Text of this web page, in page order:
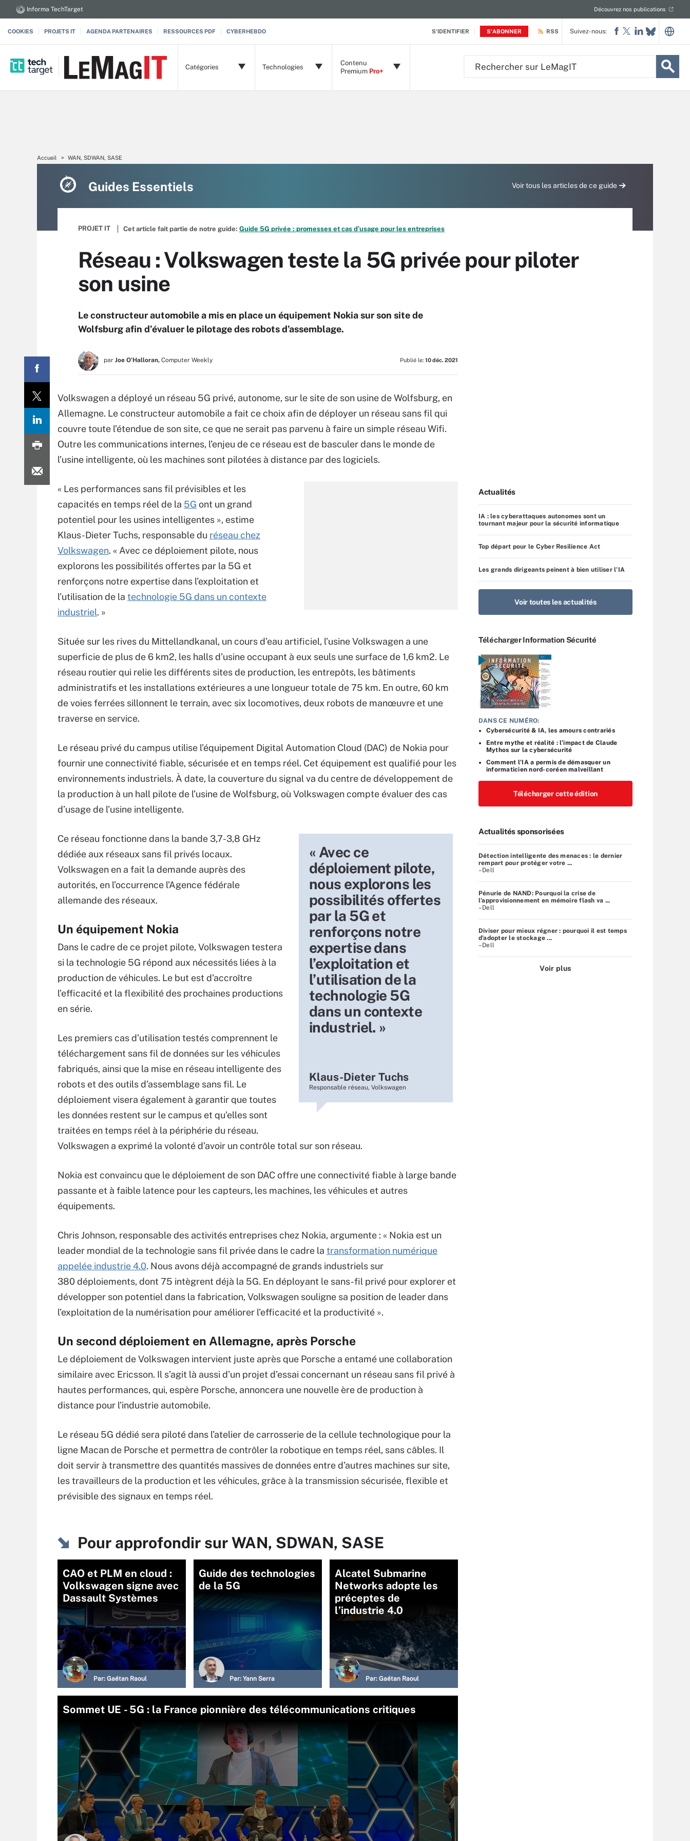
S'IDENTIFIER S'ABONNER
Informa TechTarget Découvrez nos publications
COOKIES PROJETS IT AGENDA PARTENAIRES RESSOURCES PDF CYBERHEBDO RSS
Catégories Technologies
Contenu
Premium Pro+
Suivez-nous:
Accueil WAN, SDWAN, SASE
Guides Essentiels Voir tous les articles de ce guide
PROJET IT Cet article fait partie de notre guide: Guide 5G privée : promesses et cas d’usage pour les entreprises
Réseau : Volkswagen teste la 5G privée pour piloter
son usine
Le constructeur automobile a mis en place un équipement Nokia sur son site de
Wolfsburg afin d’évaluer le pilotage des robots d’assemblage.
par Joe O’Halloran, Computer Weekly Publié le: 10 déc. 2021
Volkswagen a déployé un réseau 5G privé, autonome, sur le site de son usine de Wolfsburg, en
Allemagne. Le constructeur automobile a fait ce choix afin de déployer un réseau sans fil qui
couvre toute l’étendue de son site, ce que ne serait pas parvenu à faire un simple réseau Wifi.
Outre les communications internes, l’enjeu de ce réseau est de basculer dans le monde de
l’usine intelligente, où les machines sont pilotées à distance par des logiciels.
« Les performances sans fil prévisibles et les
capacités en temps réel de la 5G ont un grand
potentiel pour les usines intelligentes », estime
Klaus-Dieter Tuchs, responsable du réseau chez
Volkswagen. « Avec ce déploiement pilote, nous
explorons les possibilités offertes par la 5G et
renforçons notre expertise dans l’exploitation et
l’utilisation de la technologie 5G dans un contexte
industriel. »
Située sur les rives du Mittellandkanal, un cours d’eau artificiel, l’usine Volkswagen a une
superficie de plus de 6 km2, les halls d’usine occupant à eux seuls une surface de 1,6 km2. Le
réseau routier qui relie les différents sites de production, les entrepôts, les bâtiments
administratifs et les installations extérieures a une longueur totale de 75 km. En outre, 60 km
de voies ferrées sillonnent le terrain, avec six locomotives, deux robots de manœuvre et une
traverse en service.
Le réseau privé du campus utilise l’équipement Digital Automation Cloud (DAC) de Nokia pour
fournir une connectivité fiable, sécurisée et en temps réel. Cet équipement est qualifié pour les
environnements industriels. À date, la couverture du signal va du centre de développement de
la production à un hall pilote de l’usine de Wolfsburg, où Volkswagen compte évaluer des cas
d’usage de l’usine intelligente.
« Avec ce
déploiement pilote,
nous explorons les
possibilités offertes
par la 5G et
renforçons notre
expertise dans
l’exploitation et
l’utilisation de la
technologie 5G
dans un contexte
industriel. »
Klaus-Dieter Tuchs
Responsable réseau, Volkswagen
Ce réseau fonctionne dans la bande 3,7-3,8 GHz
dédiée aux réseaux sans fil privés locaux.
Volkswagen en a fait la demande auprès des
autorités, en l’occurrence l’Agence fédérale
allemande des réseaux.
Un équipement Nokia
Dans le cadre de ce projet pilote, Volkswagen testera
si la technologie 5G répond aux nécessités liées à la
production de véhicules. Le but est d’accroître
l’efficacité et la flexibilité des prochaines productions
en série.
Les premiers cas d’utilisation testés comprennent le
téléchargement sans fil de données sur les véhicules
fabriqués, ainsi que la mise en réseau intelligente des
robots et des outils d’assemblage sans fil. Le
déploiement visera également à garantir que toutes
les données restent sur le campus et qu’elles sont
traitées en temps réel à la périphérie du réseau.
Volkswagen a exprimé la volonté d’avoir un contrôle total sur son réseau.
Nokia est convaincu que le déploiement de son DAC offre une connectivité fiable à large bande
passante et à faible latence pour les capteurs, les machines, les véhicules et autres
équipements.
Chris Johnson, responsable des activités entreprises chez Nokia, argumente : « Nokia est un
leader mondial de la technologie sans fil privée dans le cadre la transformation numérique
appelée industrie 4.0. Nous avons déjà accompagné de grands industriels sur
380 déploiements, dont 75 intègrent déjà la 5G. En déployant le sans-fil privé pour explorer et
développer son potentiel dans la fabrication, Volkswagen souligne sa position de leader dans
l’exploitation de la numérisation pour améliorer l’efficacité et la productivité ».
Un second déploiement en Allemagne, après Porsche
Le déploiement de Volkswagen intervient juste après que Porsche a entamé une collaboration
similaire avec Ericsson. Il s’agit là aussi d’un projet d’essai concernant un réseau sans fil privé à
hautes performances, qui, espère Porsche, annoncera une nouvelle ère de production à
distance pour l’industrie automobile.
Le réseau 5G dédié sera piloté dans l’atelier de carrosserie de la cellule technologique pour la
ligne Macan de Porsche et permettra de contrôler la robotique en temps réel, sans câbles. Il
doit servir à transmettre des quantités massives de données entre d’autres machines sur site,
les travailleurs de la production et les véhicules, grâce à la transmission sécurisée, flexible et
prévisible des signaux en temps réel.
Pour approfondir sur WAN, SDWAN, SASE
CAO et PLM en cloud :
Volkswagen signe avec
Dassault Systèmes
Par: Gaétan Raoul
Guide des technologies
de la 5G
Par: Yann Serra
Alcatel Submarine
Networks adopte les
préceptes de
l’industrie 4.0
Par: Gaétan Raoul
Sommet UE - 5G : la France pionnière des télécommunications critiques
Actualités
IA : les cyberattaques autonomes sont un
tournant majeur pour la sécurité informatique
Top départ pour le Cyber Resilience Act
Les grands dirigeants peinent à bien utiliser l’IA
Voir toutes les actualités
Télécharger Information Sécurité
DANS CE NUMÉRO:
Cybersécurité & IA, les amours contrariés
Entre mythe et réalité : l’impact de Claude
Mythos sur la cybersécurité
Comment l’IA a permis de démasquer un
informaticien nord-coréen malveillant
Télécharger cette édition
Actualités sponsorisées
Détection intelligente des menaces : le dernier
rempart pour protéger votre ...
–Dell
Pénurie de NAND: Pourquoi la crise de
l’approvisionnement en mémoire flash va ...
–Dell
Diviser pour mieux régner : pourquoi il est temps
d’adopter le stockage ...
–Dell
Voir plus